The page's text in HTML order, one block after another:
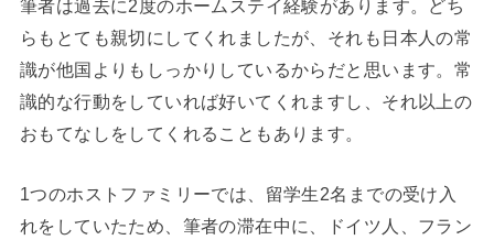
筆者は過去に2度のホームステイ経験があります。どち
らもとても親切にしてくれましたが、それも日本人の常
識が他国よりもしっかりしているからだと思います。常
識的な行動をしていれば好いてくれますし、それ以上の
おもてなしをしてくれることもあります。
1つのホストファミリーでは、留学生2名までの受け入
れをしていたため、筆者の滞在中に、ドイツ人、フラン